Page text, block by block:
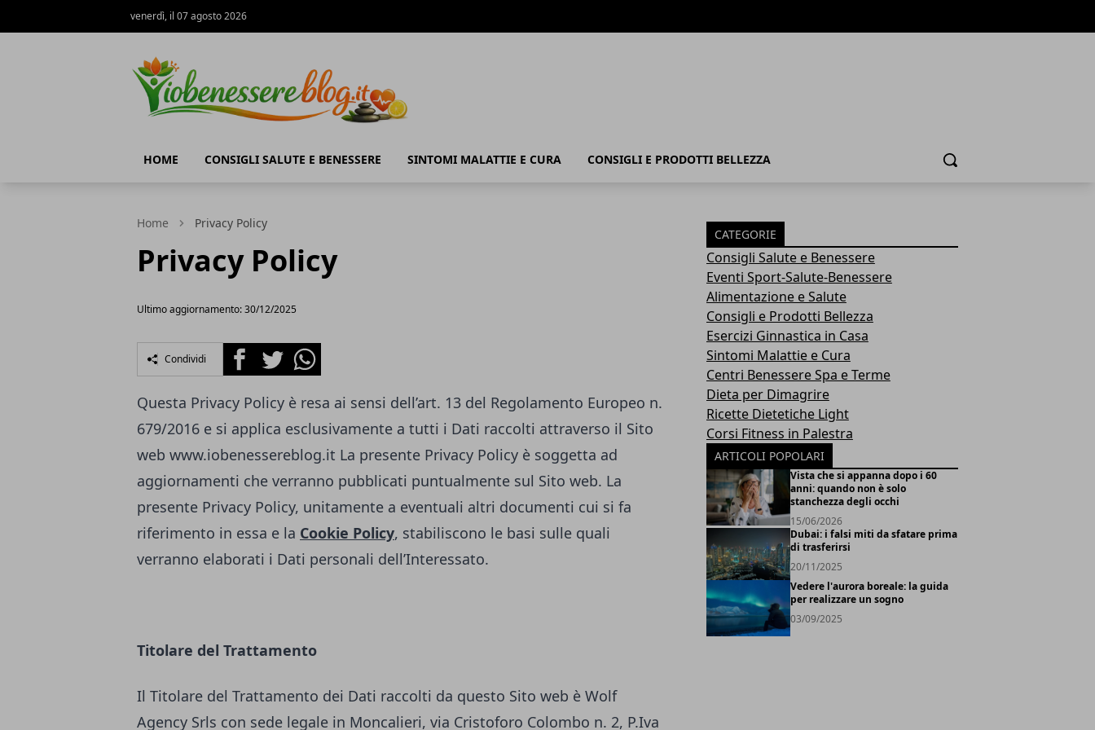
venerdì, il 07 agosto 2026
HOME CONSIGLI SALUTE E BENESSERE SINTOMI MALATTIE E CURA CONSIGLI E PRODOTTI BELLEZZA Cerca
Home Privacy Policy
Privacy Policy
Ultimo aggiornamento: 30/12/2025
Condividi FacebookTwitterWhatsapp
Questa Privacy Policy è resa ai sensi dell’art. 13 del Regolamento Europeo n.
679/2016 e si applica esclusivamente a tutti i Dati raccolti attraverso il Sito
web www.iobenessereblog.it La presente Privacy Policy è soggetta ad
aggiornamenti che verranno pubblicati puntualmente sul Sito web. La
presente Privacy Policy, unitamente a eventuali altri documenti cui si fa
riferimento in essa e la Cookie Policy, stabiliscono le basi sulle quali
verranno elaborati i Dati personali dell’Interessato.
Titolare del Trattamento
Il Titolare del Trattamento dei Dati raccolti da questo Sito web è Wolf
Agency Srls con sede legale in Moncalieri, via Cristoforo Colombo n. 2, P.Iva
CATEGORIE
Consigli Salute e Benessere
Eventi Sport-Salute-Benessere
Alimentazione e Salute
Consigli e Prodotti Bellezza
Esercizi Ginnastica in Casa
Sintomi Malattie e Cura
Centri Benessere Spa e Terme
Dieta per Dimagrire
Ricette Dietetiche Light
Corsi Fitness in Palestra
ARTICOLI POPOLARI
Vista che si appanna dopo i 60
anni: quando non è solo
stanchezza degli occhi
15/06/2026
Dubai: i falsi miti da sfatare prima
di trasferirsi
20/11/2025
Vedere l'aurora boreale: la guida
per realizzare un sogno
03/09/2025